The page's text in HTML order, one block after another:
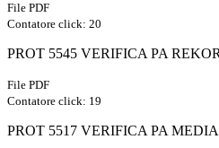
File PDF
Contatore click: 20
PROT 5545 VERIFICA PA
File PDF
Contatore click: 19
PROT 5517 VERIFICA PA